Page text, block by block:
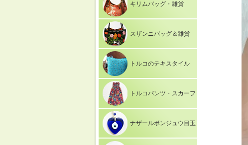
キリムバッグ・雑貨
スザンニバッグ＆雑貨
トルコのテキスタイル
トルコパンツ・スカーフ
ナザールボンジュウ目玉